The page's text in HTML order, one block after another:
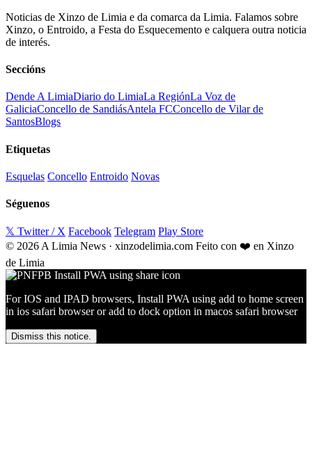
Noticias de Xinzo de Limia e da comarca da Limia. Falamos sobre
Xinzo, o Entroido, a Festa do Esquecemento e calquera outra noticia
de interés.
Seccións
Dende A LimiaDiario do LimiaLa RegiónLa Voz de
GaliciaConcello de SandiásAntela FCConcello de Vilar de
SantosBlogs
Etiquetas
Esquelas Concello Entroido Novas
Séguenos
𝕏 Twitter / X Facebook Telegram Play Store
© 2026 A Limia News · xinzodelimia.com Feito con ❤️ en Xinzo
de Limia
For IOS and IPAD browsers, Install PWA using add to home screen
in ios safari browser or add to dock option in macos safari browser
Dismiss this notice.